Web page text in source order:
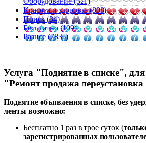
Красота и здоровье (808)
Поиск (34)
Бесплатно (109)
Разное (7836)
Услуга "Поднятие в списке",
"Ремонт продажа
Поднятие объявления в списке, без
ленты возможно:
Бесплатно 1 раз в трое суток (
зарегистрированных